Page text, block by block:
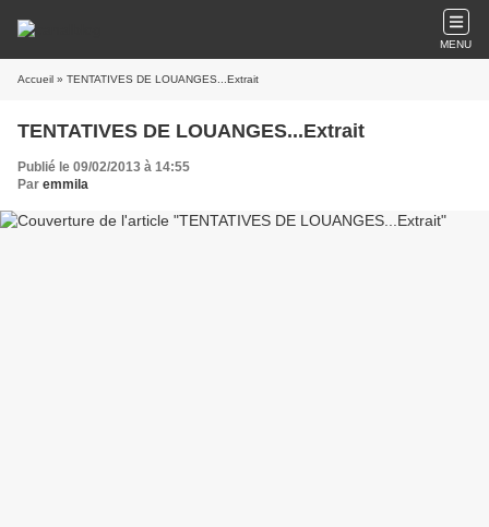
MENU
Accueil » TENTATIVES DE LOUANGES...Extrait
TENTATIVES DE LOUANGES...Extrait
Publié le 09/02/2013 à 14:55
Par emmila